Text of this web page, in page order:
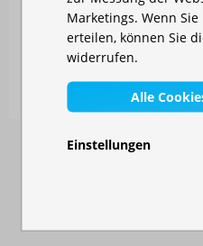
Marketings. Wenn
erteilen, können Sie
widerrufen.
Alle
Einstellungen